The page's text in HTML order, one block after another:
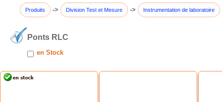
Produits -> Division Test et Mesure -> Instrumentation de laboratoire
Ponts RLC
en Stock